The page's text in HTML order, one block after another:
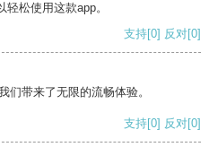
松使用这款app。
支持[0] 反对[0]
们带来了无限的流畅体验。
支持[0] 反对[0]